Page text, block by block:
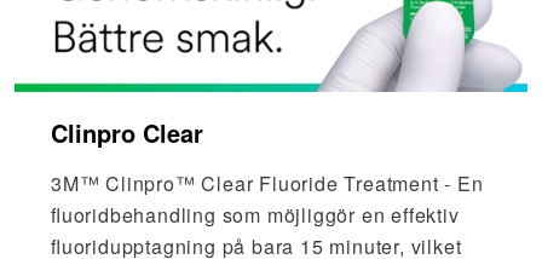
Clinpro Clear
3M™ Clinpro™ Clear Fluoride Treatment - En
ﬂuoridbehandling som möjliggör en effektiv
ﬂuoridupptagning på bara 15 minuter, vilket